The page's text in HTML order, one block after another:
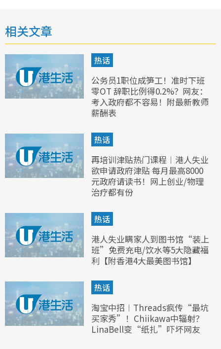
相关文章
热话
公务员1职位成笋工！准时下班
零OT 辞职比例得0.2%？网友：
考入政府都不容易！附最新教师
薪酬表
热话
再培训津贴热门课程︱港人失业
欲申请政府津贴 每月最高8000
元政府请读书！网上创业/物理
治疗都有份
热话
港人失业瞒家人到图书馆“装上
班”免费充电/饮水等5大隐藏福
利【附香港4大最美图书馆】
热话
淘宝中招︱Threads疯传“最坑
买家秀”！Chiikawa中辐射？
LinaBell变“纸扎”吓坏网友